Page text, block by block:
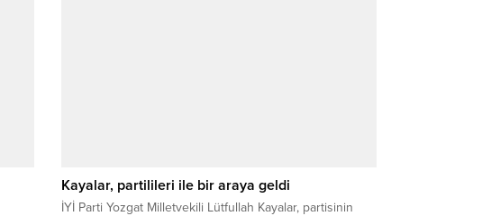
Kayalar, partilileri ile bir araya geldi
İYİ Parti Yozgat Milletvekili Lütfullah Kayalar, partisinin